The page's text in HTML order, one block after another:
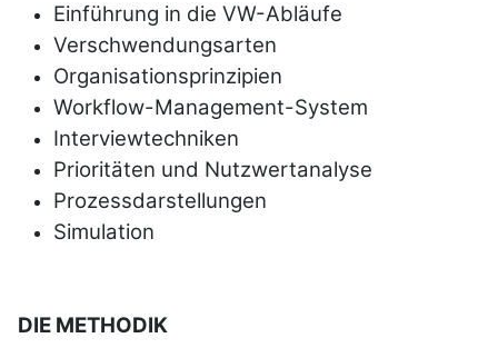
Einführung in die VW-Abläufe
Verschwendungsarten
Organisationsprinzipien
Workflow-Management-System
Interviewtechniken
Prioritäten und Nutzwertanalyse
Prozessdarstellungen
Simulation
DIE METHODIK